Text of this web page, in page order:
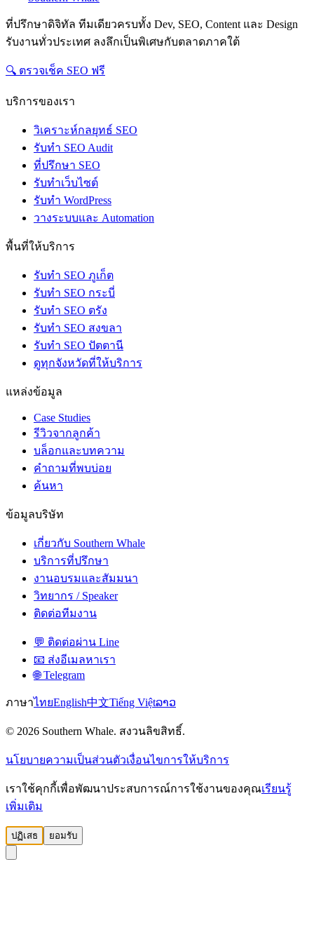
ที่ปรึกษาดิจิทัล ทีมเดียวครบทั้ง Dev, SEO, Content และ Design
รับงานทั่วประเทศ ลงลึกเป็นพิเศษกับตลาดภาคใต้
🔍 ตรวจเช็ค SEO ฟรี
บริการของเรา
วิเคราะห์กลยุทธ์ SEO
รับทำ SEO Audit
ที่ปรึกษา SEO
รับทำเว็บไซต์
รับทำ WordPress
วางระบบและ Automation
พื้นที่ให้บริการ
รับทำ SEO ภูเก็ต
รับทำ SEO กระบี่
รับทำ SEO ตรัง
รับทำ SEO สงขลา
รับทำ SEO ปัตตานี
ดูทุกจังหวัดที่ให้บริการ
แหล่งข้อมูล
Case Studies
รีวิวจากลูกค้า
บล็อกและบทความ
คำถามที่พบบ่อย
ค้นหา
ข้อมูลบริษัท
เกี่ยวกับ Southern Whale
บริการที่ปรึกษา
งานอบรมและสัมมนา
วิทยากร / Speaker
ติดต่อทีมงาน
💬 ติดต่อผ่าน Line
📧 ส่งอีเมลหาเรา
🌐 Telegram
ภาษาไทยEnglish中文Tiếng Việtລາວ
© 2026 Southern Whale. สงวนลิขสิทธิ์.
นโยบายความเป็นส่วนตัวเงื่อนไขการให้บริการ
เราใช้คุกกี้เพื่อพัฒนาประสบการณ์การใช้งานของคุณเรียนรู้
เพิ่มเติม
ปฏิเสธ ยอมรับ